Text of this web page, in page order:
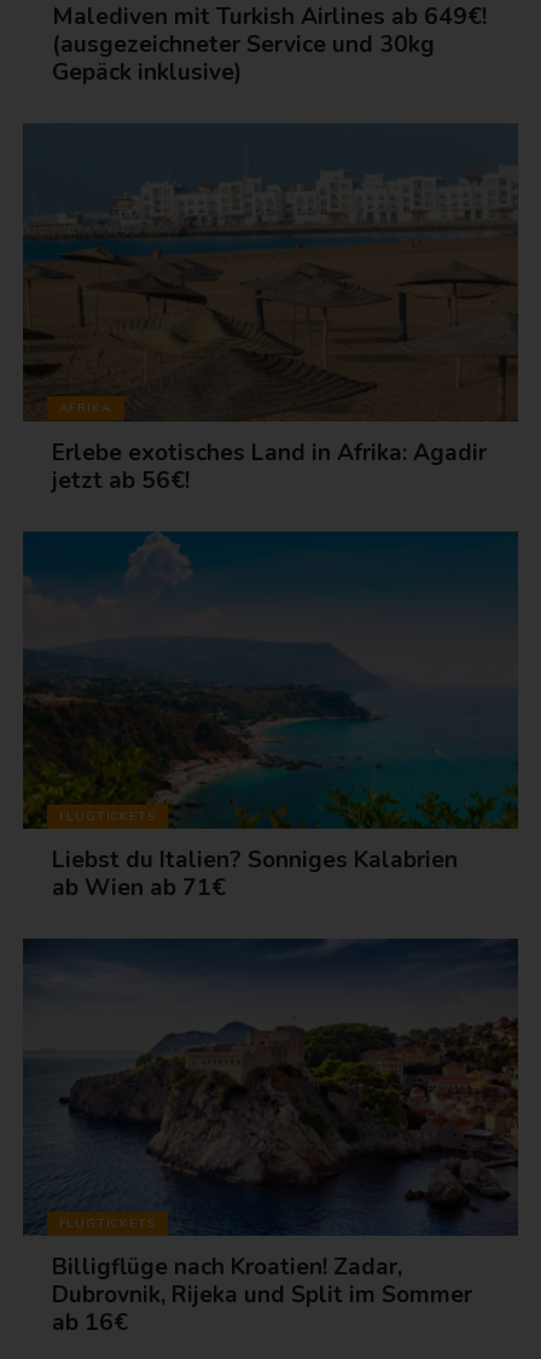
Malediven mit Turkish Airlines ab 649€!
(ausgezeichneter Service und 30kg
Gepäck inklusive)
AFRIKA
Erlebe exotisches Land in Afrika: Agadir
jetzt ab 56€!
FLUGTICKETS
Liebst du Italien? Sonniges Kalabrien
ab Wien ab 71€
FLUGTICKETS
Billigflüge nach Kroatien! Zadar,
Dubrovnik, Rijeka und Split im Sommer
ab 16€